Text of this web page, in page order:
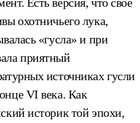
охотничьего лука,
«гусла» и при
приятный
источниках гусли
VI века. Как
историк той эпохи,